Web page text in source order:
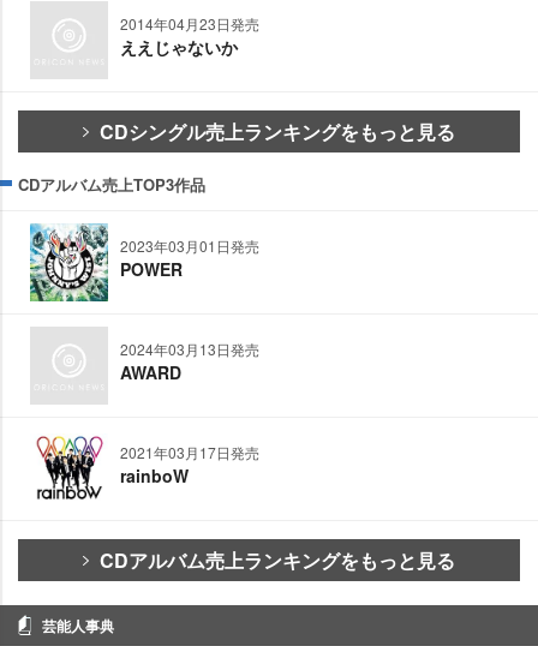
2014年04月23日発売
ええじゃないか
CDシングル売上ランキングをもっと見る
CDアルバム売上TOP3作品
2023年03月01日発売
POWER
2024年03月13日発売
AWARD
2021年03月17日発売
rainboW
CDアルバム売上ランキングをもっと見る
芸能人事典